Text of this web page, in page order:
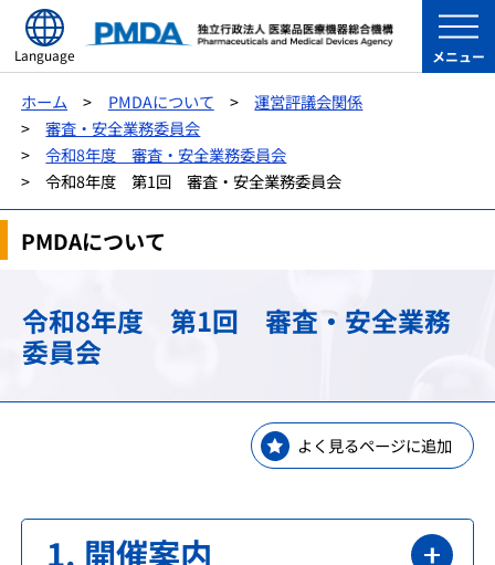
Language メニュー
ホーム PMDAについて
運営評議会関係
審査・安全業務委員会
令和8年度 審査・安全業務委員会
令和8年度 第1回 審査・安全業務委員会
PMDAについて
令和8年度 第1回 審査・安全業務
委員会
よく見るページに追加
開催案内